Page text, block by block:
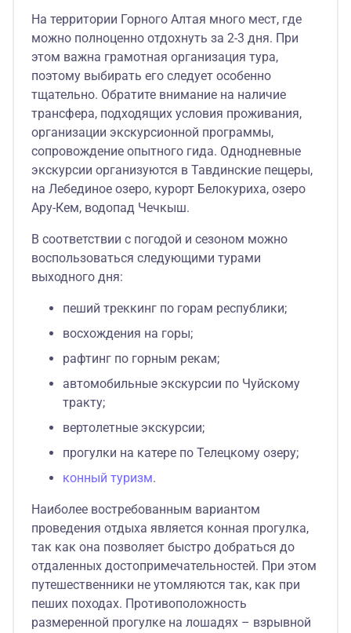
На территории Горного Алтая много мест, где
можно полноценно отдохнуть за 2-3 дня. При
этом важна грамотная организация тура,
поэтому выбирать его следует особенно
тщательно. Обратите внимание на наличие
трансфера, подходящих условия проживания,
организации экскурсионной программы,
сопровождение опытного гида. Однодневные
экскурсии организуются в Тавдинские пещеры,
на Лебединое озеро, курорт Белокуриха, озеро
Ару-Кем, водопад Чечкыш.
В соответствии с погодой и сезоном можно
воспользоваться следующими турами
выходного дня:
пеший треккинг по горам республики;
восхождения на горы;
рафтинг по горным рекам;
автомобильные экскурсии по Чуйскому
тракту;
вертолетные экскурсии;
прогулки на катере по Телецкому озеру;
конный туризм.
Наиболее востребованным вариантом
проведения отдыха является конная прогулка,
так как она позволяет быстро добраться до
отдаленных достопримечательностей. При этом
путешественники не утомляются так, как при
пеших походах. Противоположность
размеренной прогулке на лошадях – взрывной